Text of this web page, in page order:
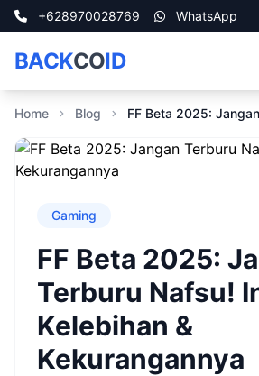
+628970028769 WhatsApp
BACKCOID
Home Blog
Gaming
FF Beta 2025:
Terburu Nafsu!
Kelebihan &
Kekurangannya